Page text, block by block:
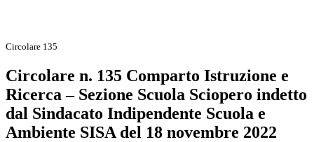
Circolare 135
Circolare n. 135 Comparto Istruzione e
Ricerca – Sezione Scuola Sciopero indetto
dal Sindacato Indipendente Scuola e
Ambiente SISA del 18 novembre 2022